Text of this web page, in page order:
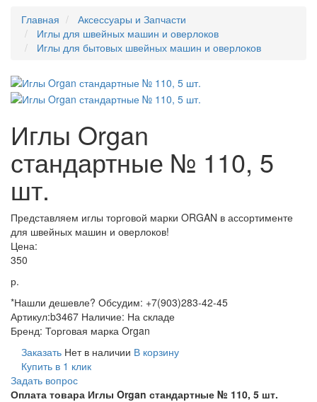
Главная
Аксессуары и Запчасти
Иглы для швейных машин и оверлоков
Иглы для бытовых швейных машин и оверлоков
Иглы Organ
стандартные № 110, 5
шт.
Представляем иглы торговой марки ORGAN в ассортименте
для швейных машин и оверлоков!
Цена:
350
р.
*Нашли дешевле? Обсудим: +7(903)283-42-45
Артикул:b3467 Наличие: На складе
Бренд: Торговая марка Organ
Заказать Нет в наличии В корзину
Купить в 1 клик
Задать вопрос
Оплата товара Иглы Organ стандартные № 110, 5 шт.